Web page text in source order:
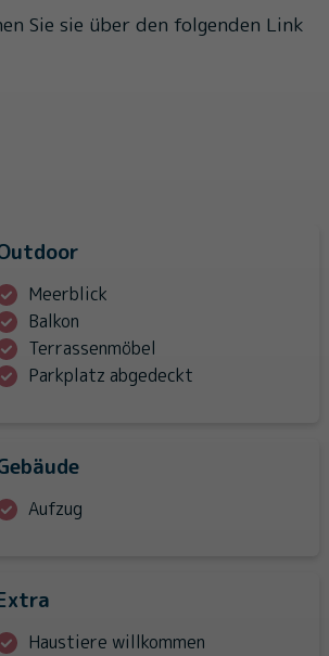
Sie sie über den folgenden Link
Meerblick
Balkon
Terrassenmöbel
Parkplatz abgedeckt
Aufzug
Haustiere willkommen